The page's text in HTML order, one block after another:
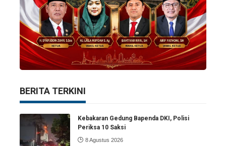
BERITA TERKINI
Kebakaran Gedung Bapenda DKI, Polisi
Periksa 10 Saksi
8 Agustus 2026